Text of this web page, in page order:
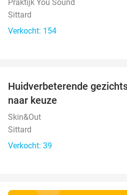
Praktijk You Sound
Sittard
Verkocht: 154
Huidverbeterende
naar keuze
Skin&Out
Sittard
Verkocht: 39